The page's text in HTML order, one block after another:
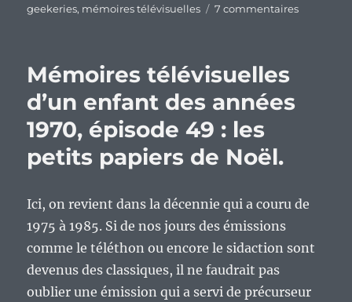
geekeries, mémoires télévisuelles 7 commentairessur
Mondes
Mémoires télévisuelles
d’un enfant des années
1970, épisode 49 : les
petits papiers de Noël.
Ici, on revient dans la décennie qui a couru de
1975 à 1985. Si de nos jours des émissions
comme le téléthon ou encore le sidaction sont
devenus des classiques, il ne faudrait pas
oublier une émission qui a servi de précurseur